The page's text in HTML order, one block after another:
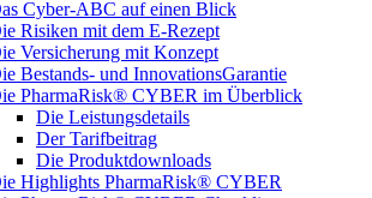
Cyber-ABC auf einen Blick
Risiken mit dem E-Rezept
Versicherung mit Konzept
Bestands- und InnovationsGarantie
PharmaRisk® CYBER im Überblick
Die Leistungsdetails
Der Tarifbeitrag
Die Produktdownloads
Highlights PharmaRisk® CYBER